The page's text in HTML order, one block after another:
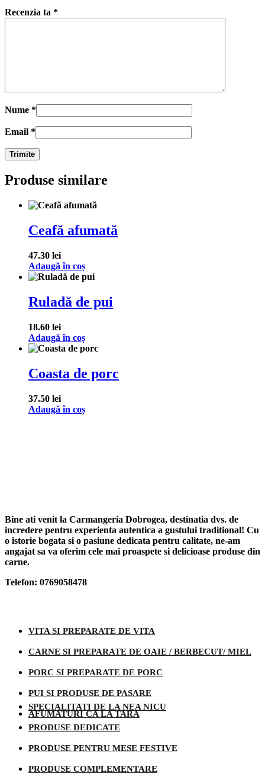
Recenzia ta *
Nume *
Email *
Produse similare
Ceafă afumată
47.30 lei
Adaugă în coș
Ruladă de pui
18.60 lei
Adaugă în coș
Coasta de porc
37.50 lei
Adaugă în coș
Bine ati venit la Carmangeria Dobrogea, destinatia dvs. de
incredere pentru experienta autentica a gustului traditional! Cu
o istorie bogata si o pasiune dedicata pentru calitate, ne-am
angajat sa va oferim cele mai proaspete si delicioase produse din
carne.
Telefon: 0769058478
VITA SI PREPARATE DE VITA
CARNE SI PREPARATE DE OAIE / BERBECUT/ MIEL
PORC SI PREPARATE DE PORC
PUI SI PRODUSE DE PASARE
AFUMATURI CA LA TARA
SPECIALITATI DE LA NEA NICU
PRODUSE DEDICATE
PRODUSE PENTRU MESE FESTIVE
PRODUSE COMPLEMENTARE